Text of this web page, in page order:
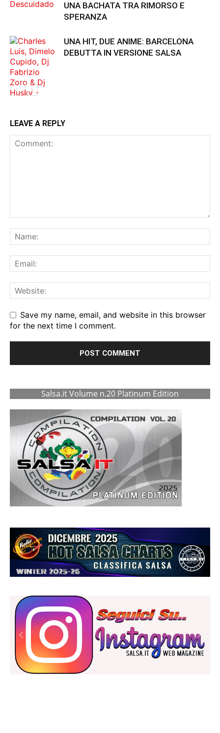
UNA BACHATA TRA RIMORSO E
SPERANZA
UNA HIT, DUE ANIME: BARCELONA
DEBUTTA IN VERSIONE SALSA
LEAVE A REPLY
Save my name, email, and website in this browser
for the next time I comment.
Salsa.it Volume n.20 Platinum Edition